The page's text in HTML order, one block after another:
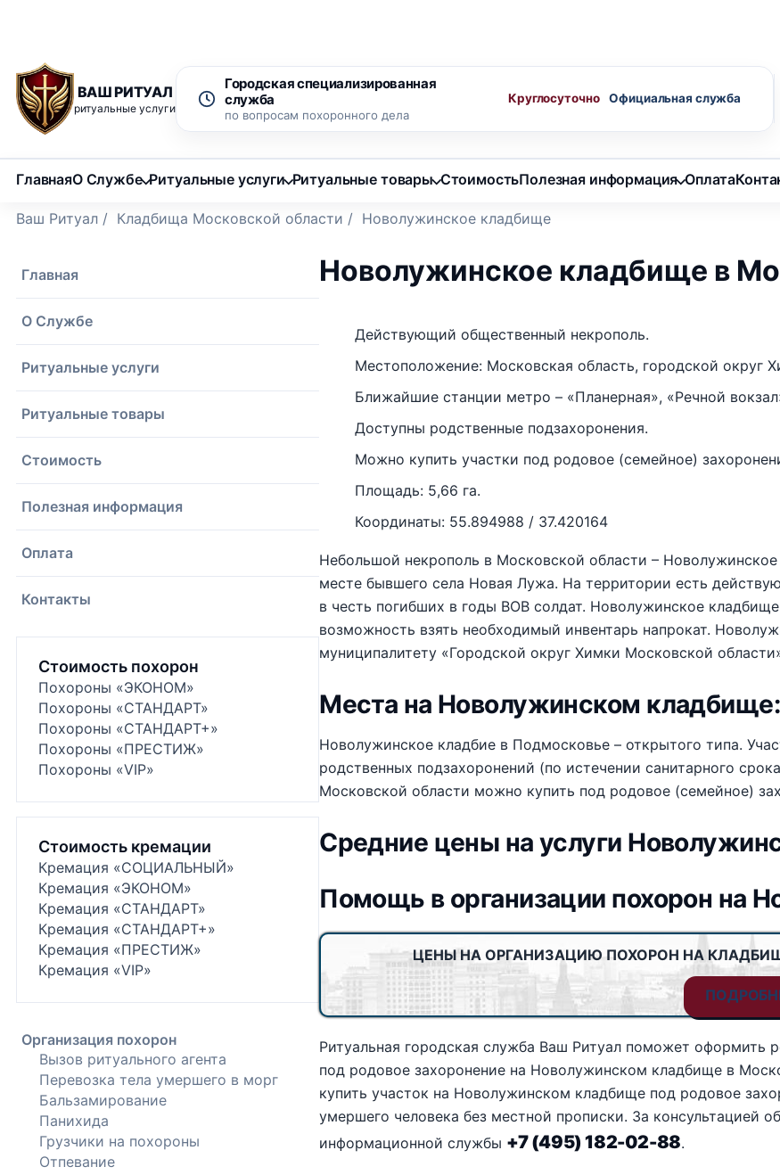
ВАШ РИТУАЛ
ритуальные услуги
Городская специализированная
служба
по вопросам похоронного дела
Круглосуточно
ГлавнаяО Службе Ритуальные услуги Ритуальные товары СтоимостьПолезная информация Оплата
Ваш Ритуал / Кладбища Московской области / Новолужинское кладбище
Главная
О Службе
Ритуальные услуги
Ритуальные товары
Стоимость
Полезная информация
Оплата
Контакты
Стоимость похорон
Похороны «ЭКОНОМ»
Похороны «СТАНДАРТ»
Похороны «СТАНДАРТ+»
Похороны «ПРЕСТИЖ»
Похороны «VIP»
Стоимость кремации
Кремация «СОЦИАЛЬНЫЙ»
Кремация «ЭКОНОМ»
Кремация «СТАНДАРТ»
Кремация «СТАНДАРТ+»
Кремация «ПРЕСТИЖ»
Кремация «VIP»
Организация похорон
Вызов ритуального агента
Перевозка тела умершего в морг
Бальзамирование
Панихида
Грузчики на похороны
Отпевание
Новолужинское кладбище в
Действующий общественный некрополь.
Местоположение: Московская область, городской округ
Ближайшие станции метро – «Планерная», «Речной
Доступны родственные подзахоронения.
Можно купить участки под родовое (семейное)
Площадь: 5,66 га.
Координаты: 55.894988 / 37.420164
Небольшой некрополь в Московской области –
месте бывшего села Новая Лужа. На территории есть
в честь погибших в годы ВОВ солдат. Новолужинское
возможность взять необходимый инвентарь напрокат.
муниципалитету «Городской округ Химки Московской
Места на Новолужинском кладбище:
Новолужинское кладбие в Подмосковье – открытого типа.
родственных подзахоронений (по истечении санитарного
Московской области можно купить под родовое (семейное)
Средние цены на услуги
Помощь в организации похорон на
ЦЕНЫ НА ОРГАНИЗАЦИЮ ПОХОРОН НА
Ритуальная городская служба Ваш Ритуал поможет оформить
под родовое захоронение на Новолужинском кладбище в
купить участок на Новолужинском кладбище под родовое
умершего человека без местной прописки. За консультацией
информационной службы +7 (495) 182-02-88.